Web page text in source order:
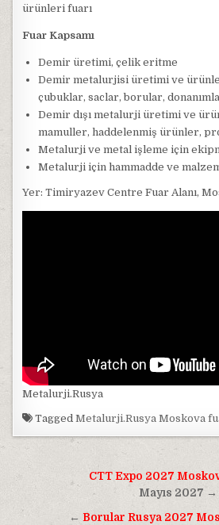
ürünleri fuarı
Fuar Kapsamı
Demir üretimi, çelik eritme
Demir metalurjisi üretimi ve
çubuklar, saclar, borular,
Demir dışı metalurji üretimi ve
mamuller, haddelenmiş ürünler,
Metalurji ve metal işleme için
Metalurji için hammadde ve
Yer: Timiryazev Centre Fuar Alanı,
Metalurji.Rusya
TaggedMetalurji.Rusya Moskova
Yazı
gezinmesi
CTT Expo 2027
Mayıs 2027 →
← Borular Rusya 2027